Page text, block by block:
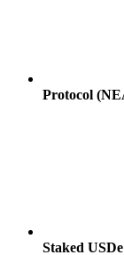
Protocol
Staked USDe